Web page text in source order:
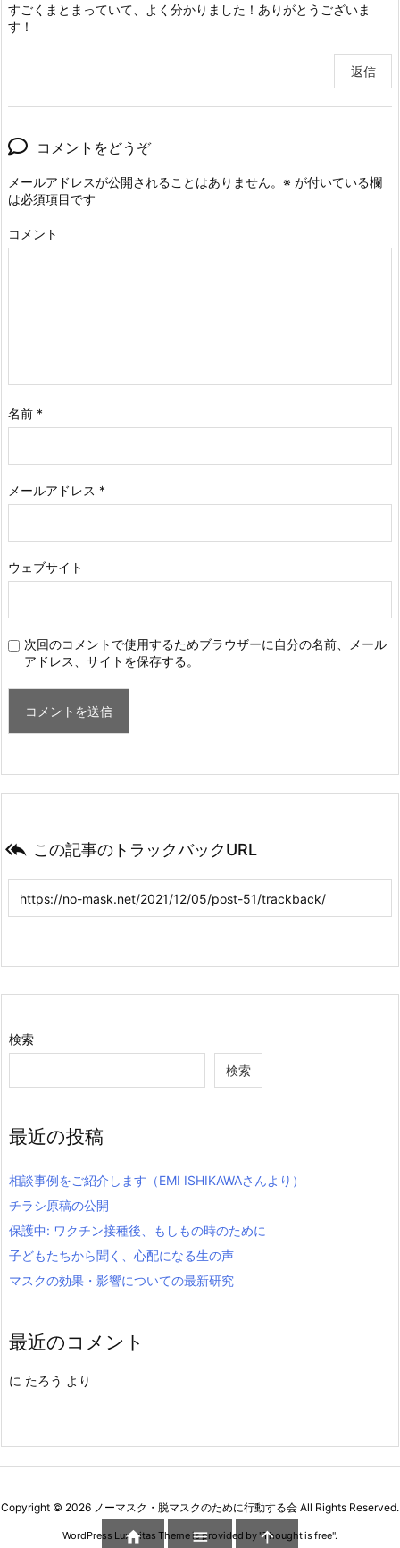
すごくまとまっていて、よく分かりました！ありがとうございま
す！
返信
コメントをどうぞ
メールアドレスが公開されることはありません。 ※ が付いている欄
は必須項目です
コメント
名前 *
メールアドレス *
ウェブサイト
次回のコメントで使用するためブラウザーに自分の名前、メール
アドレス、サイトを保存する。
 この記事のトラックバックURL
検索
検索
最近の投稿
相談事例をご紹介します（EMI ISHIKAWAさんより）
チラシ原稿の公開
保護中: ワクチン接種後、もしもの時のために
子どもたちから聞く、心配になる生の声
マスクの効果・影響についての最新研究
最近のコメント
に たろう より
Copyright © 2026 ノーマスク・脱マスクのために行動する会 All Rights Reserved.
WordPress Luxeritas Theme is provided by "Thought is free".
  